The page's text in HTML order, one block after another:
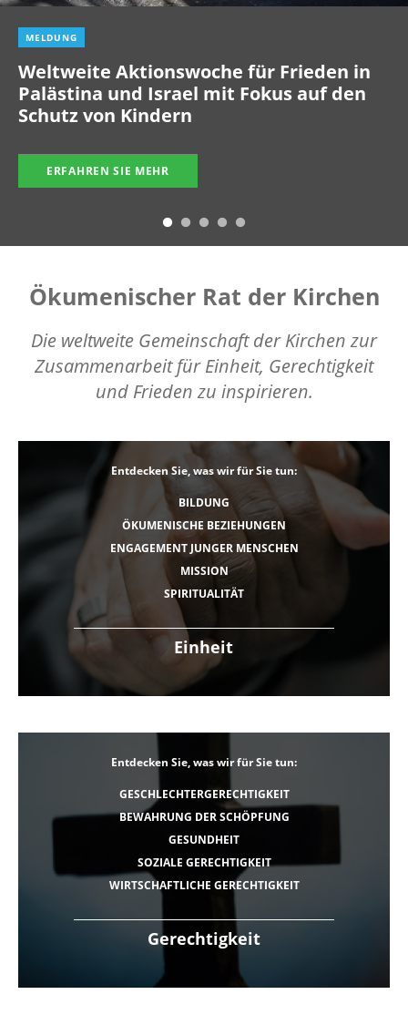
MELDUNG
Weltweite Aktionswoche für Frieden in
Palästina und Israel mit Fokus auf den
Schutz von Kindern
ERFAHREN SIE MEHR
Ökumenischer Rat der Kirchen
Die weltweite Gemeinschaft der Kirchen zur
Zusammenarbeit für Einheit, Gerechtigkeit
und Frieden zu inspirieren.
Einheit
Entdecken Sie, was wir für Sie tun:
BILDUNG
ÖKUMENISCHE BEZIEHUNGEN
ENGAGEMENT JUNGER MENSCHEN
MISSION
SPIRITUALITÄT
Gerechtigkeit
Entdecken Sie, was wir für Sie tun:
GESCHLECHTERGERECHTIGKEIT
BEWAHRUNG DER SCHÖPFUNG
GESUNDHEIT
SOZIALE GERECHTIGKEIT
WIRTSCHAFTLICHE GERECHTIGKEIT